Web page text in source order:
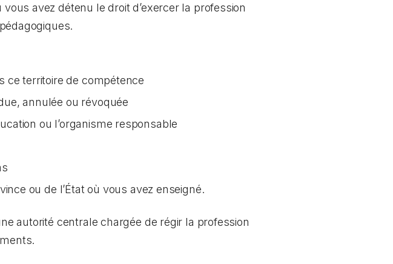
avez détenu le droit d’exercer la profession
ce territoire de compétence
annulée ou révoquée
ou l’organisme responsable
ou de l’État où vous avez enseigné.
autorité centrale chargée de régir la profession